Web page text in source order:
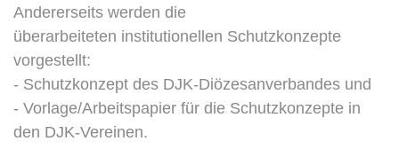
Andererseits werden die
überarbeiteten institutionellen Schutzkonzepte
vorgestellt:
- Schutzkonzept des DJK-Diözesanverbandes und
- Vorlage/Arbeitspapier für die Schutzkonzepte in
den DJK-Vereinen.